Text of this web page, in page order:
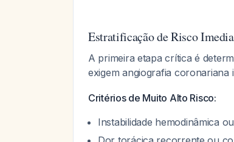
Estratificação de Risco
A primeira etapa crítica é
exigem angiografia coronariana
Critérios de Muito Alto Risco:
Instabilidade hemodinâmica